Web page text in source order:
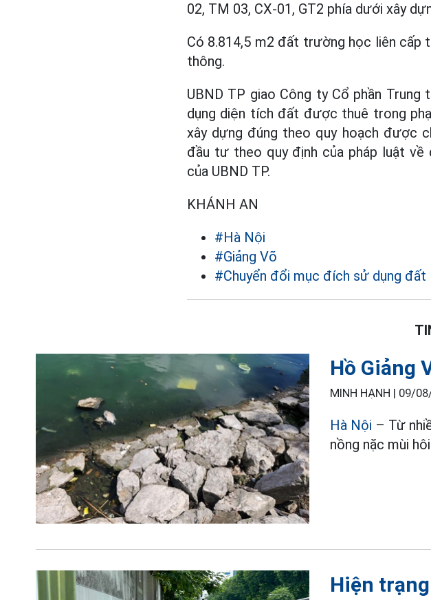
02, TM 03, CX-01, GT2 phía dưới xây
Có 8.814,5 m2 đất trường học liên cấp
thông.
UBND TP giao Công ty Cổ phần
dụng diện tích đất được thuê trong
xây dựng đúng theo quy hoạch được
đầu tư theo quy định của pháp luật
của UBND TP.
KHÁNH AN
#Hà Nội
#Giảng Võ
#Chuyển đổi mục đích sử dụng đất
Hồ Giảng
MINH HẠNH | 09/
Hà Nội – Từ
nồng nặc mùi
Hiện